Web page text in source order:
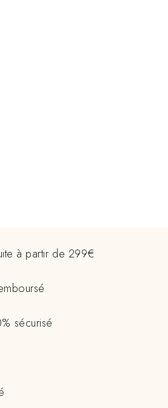
à partir de 299€
sécurisé